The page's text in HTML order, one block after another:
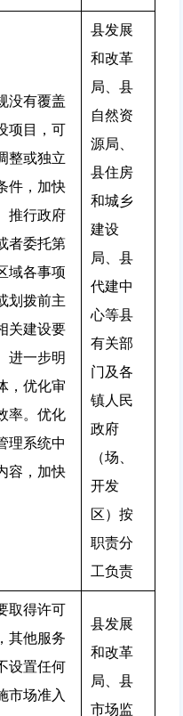
没有覆盖
项目，可
整或独立
件，加快
推行政府
者委托第
域各事项
划拨前主
关建设要
进一步明
，优化审
率。优化
理系统中
容，加快
县发展
和改革
局、县
自然资
源局、
县住房
和城乡
建设
局、县
代建中
心等县
有关部
门及各
镇人民
政府
（场、
开发
区）按
职责分
工负责
取得许可
其他服务
设置任何
市场准入
县发展
和改革
局、县
市场监